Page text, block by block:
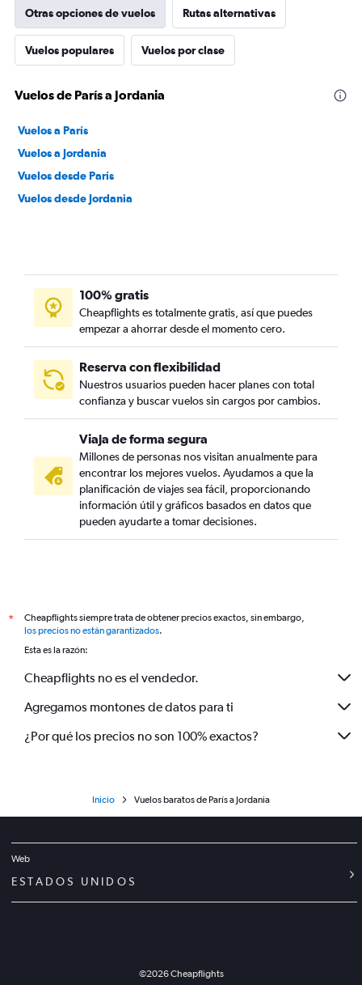
Otras opciones de vuelos Rutas alternativas
Vuelos populares Vuelos por clase
Vuelos de París a Jordania
Vuelos a París
Vuelos a Jordania
Vuelos desde París
Vuelos desde Jordania
100% gratis
Cheapflights es totalmente gratis, así que puedes
empezar a ahorrar desde el momento cero.
Reserva con flexibilidad
Nuestros usuarios pueden hacer planes con total
confianza y buscar vuelos sin cargos por cambios.
Viaja de forma segura
Millones de personas nos visitan anualmente para
encontrar los mejores vuelos. Ayudamos a que la
planificación de viajes sea fácil, proporcionando
información útil y gráficos basados en datos que
pueden ayudarte a tomar decisiones.
*
Cheapflights siempre trata de obtener precios exactos, sin embargo,
los precios no están garantizados.
Esta es la razón:
Cheapflights no es el vendedor.
Agregamos montones de datos para ti
¿Por qué los precios no son 100% exactos?
Inicio Vuelos baratos de París a Jordania
Web
ESTADOS UNIDOS
©2026Cheapflights